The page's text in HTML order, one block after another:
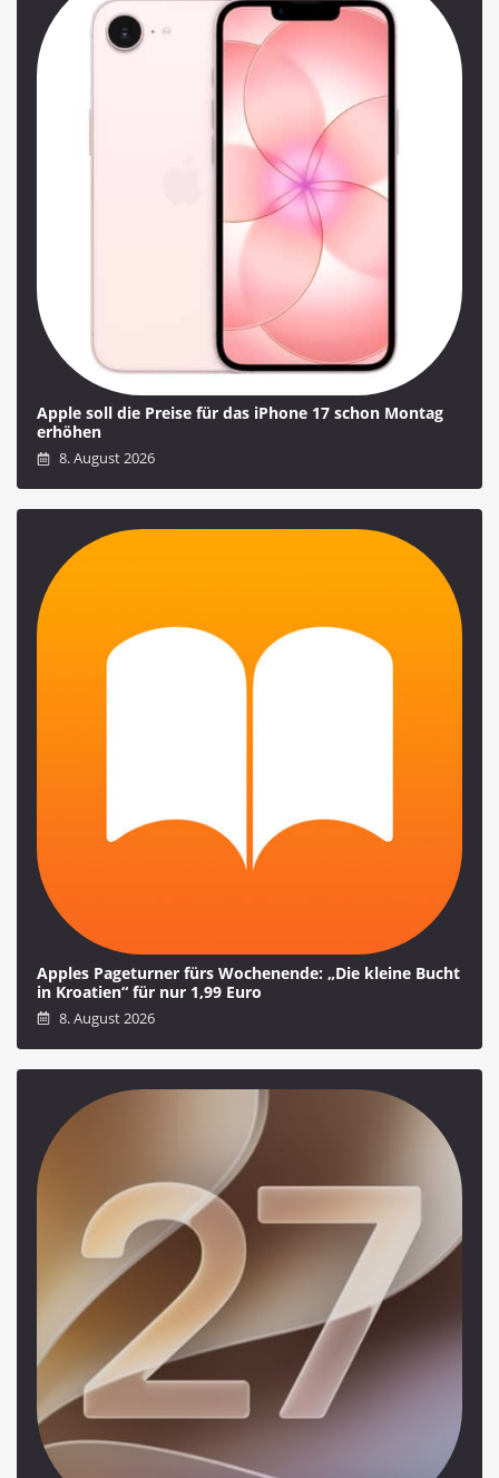
Apple soll die Preise für das iPhone 17 schon Montag
erhöhen
8. August 2026
Apples Pageturner fürs Wochenende: „Die kleine Bucht
in Kroatien“ für nur 1,99 Euro
8. August 2026